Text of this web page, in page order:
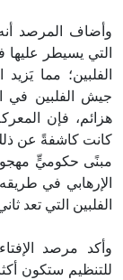
وأضاف المرصد
التي يسيطر
الفلبين؛ مما
جيش الفلبين في
هزائم، فإن
كانت كاشفةً عن
مبنًى حكوميٍّ مهجور
الإرهابي في
الفلبين التي تعد
وأكد مرصد
للتنظيم ستكون